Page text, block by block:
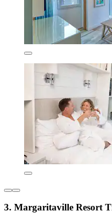
3. Margaritaville Resort